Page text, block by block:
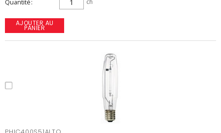
Quantité ch
AJOUTER AU
PANIER